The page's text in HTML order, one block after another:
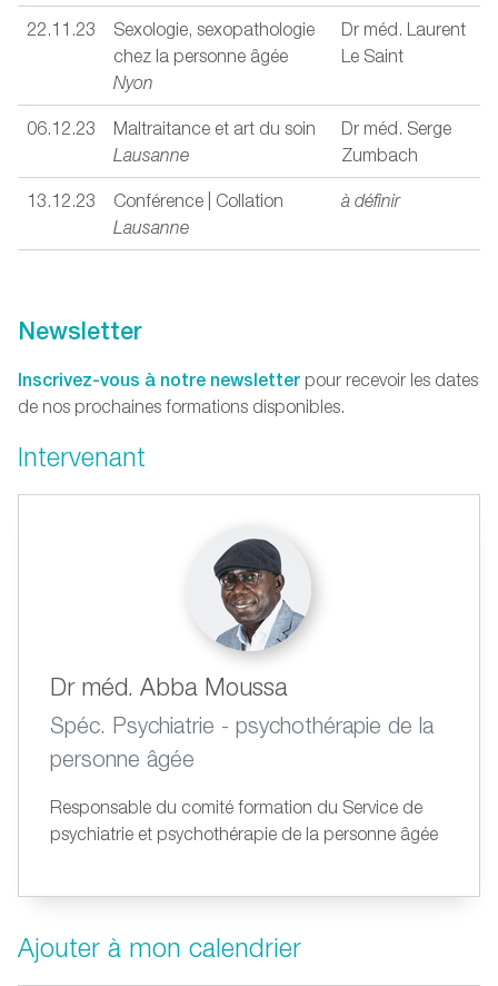
22.11.23
Sexologie, sexopathologie
chez la personne âgée
Nyon
Dr méd. Laurent
Le Saint
06.12.23
Maltraitance et art du soin
Lausanne
Dr méd. Serge
Zumbach
13.12.23
Conférence | Collation
Lausanne
à définir
Newsletter
Inscrivez-vous à notre newsletter pour recevoir les dates
de nos prochaines formations disponibles.
Intervenant
Dr méd. Abba Moussa
Spéc. Psychiatrie - psychothérapie de la
personne âgée
Responsable du comité formation du Service de
psychiatrie et psychothérapie de la personne âgée
Ajouter à mon calendrier